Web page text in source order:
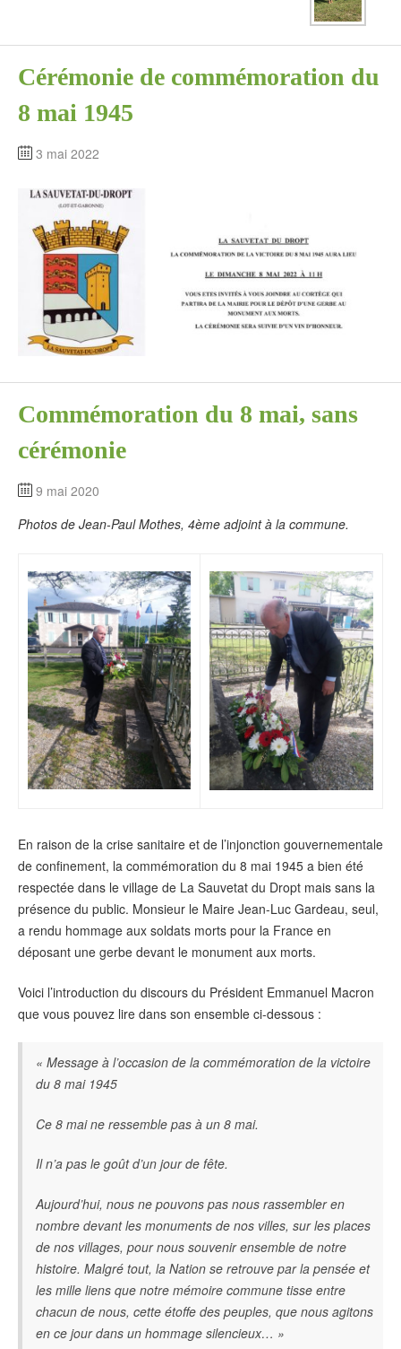
Cérémonie de commémoration du
8 mai 1945
3 mai 2022
Commémoration du 8 mai, sans
cérémonie
9 mai 2020
Photos de Jean-Paul Mothes, 4ème adjoint à la commune.
En raison de la crise sanitaire et de l’injonction gouvernementale
de confinement, la commémoration du 8 mai 1945 a bien été
respectée dans le village de La Sauvetat du Dropt mais sans la
présence du public. Monsieur le Maire Jean-Luc Gardeau, seul,
a rendu hommage aux soldats morts pour la France en
déposant une gerbe devant le monument aux morts.
Voici l’introduction du discours du Président Emmanuel Macron
que vous pouvez lire dans son ensemble ci-dessous :
« Message à l’occasion de la commémoration de la victoire
du 8 mai 1945
Ce 8 mai ne ressemble pas à un 8 mai.
Il n’a pas le goût d’un jour de fête.
Aujourd’hui, nous ne pouvons pas nous rassembler en
nombre devant les monuments de nos villes, sur les places
de nos villages, pour nous souvenir ensemble de notre
histoire. Malgré tout, la Nation se retrouve par la pensée et
les mille liens que notre mémoire commune tisse entre
chacun de nous, cette étoffe des peuples, que nous agitons
en ce jour dans un hommage silencieux… »